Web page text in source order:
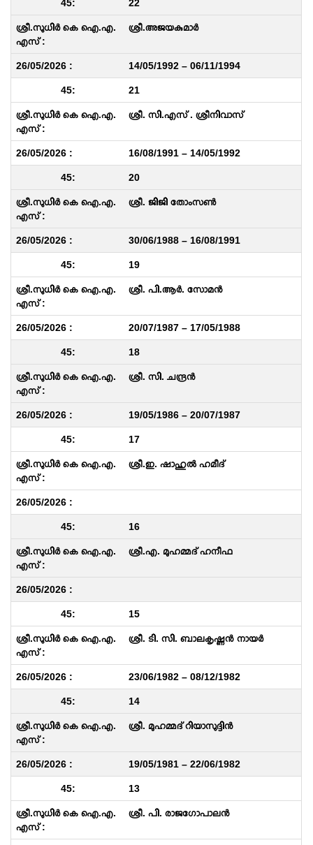
22
ശ്രീ.അജയകുമാർ
14/05/1992 – 06/11/1994
21
ശ്രീ. സി.എസ് . ശ്രീനിവാസ്
16/08/1991 – 14/05/1992
20
ശ്രീ. ജിജി തോംസൺ
30/06/1988 – 16/08/1991
19
ശ്രീ. പി.ആർ. സോമൻ
20/07/1987 – 17/05/1988
18
ശ്രീ. സി. ചന്ദ്രൻ
19/05/1986 – 20/07/1987
17
ശ്രീ.ഇ. ഷാഹുൽ ഹമീദ്‌
16
ശ്രീ.എ. മുഹമ്മദ് ഹനീഫ
15
ശ്രീ. ടി. സി. ബാലകൃഷ്ണൻ നായർ
23/06/1982 – 08/12/1982
14
ശ്രീ. മുഹമ്മദ് റിയാസുദ്ദിൻ
19/05/1981 – 22/06/1982
13
ശ്രീ. പി. രാജഗോപാലൻ